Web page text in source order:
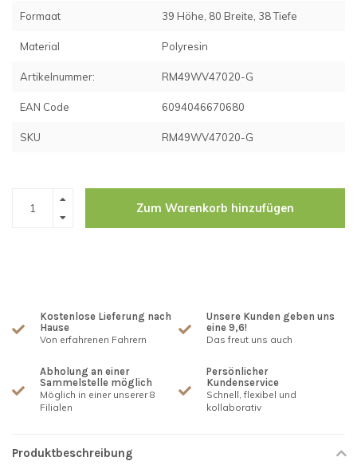
Formaat 39 Höhe, 80 Breite, 38 Tiefe
Material Polyresin
Artikelnummer: RM49WV47020-G
EAN Code 6094046670680
SKU RM49WV47020-G
Zum Warenkorb hinzufügen
Kostenlose Lieferung nach
Hause
Von erfahrenen Fahrern
Unsere Kunden geben uns
eine 9,6!
Das freut uns auch
Abholung an einer
Sammelstelle möglich
Möglich in einer unserer 8
Filialen
Persönlicher
Kundenservice
Schnell, flexibel und
kollaborativ
Produktbeschreibung